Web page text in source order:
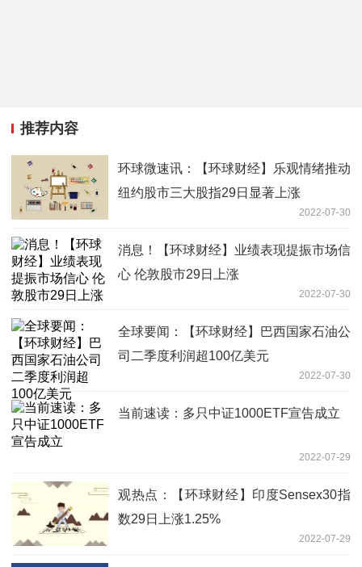
推荐内容
环球微速讯：【环球财经】乐观情绪推动
纽约股市三大股指29日显著上涨
2022-07-30
消息！【环球财经】业绩表现提振市场信
心 伦敦股市29日上涨
2022-07-30
全球要闻：【环球财经】巴西国家石油公
司二季度利润超100亿美元
2022-07-30
当前速读：多只中证1000ETF宣告成立
2022-07-29
观热点：【环球财经】印度Sensex30指
数29日上涨1.25%
2022-07-29